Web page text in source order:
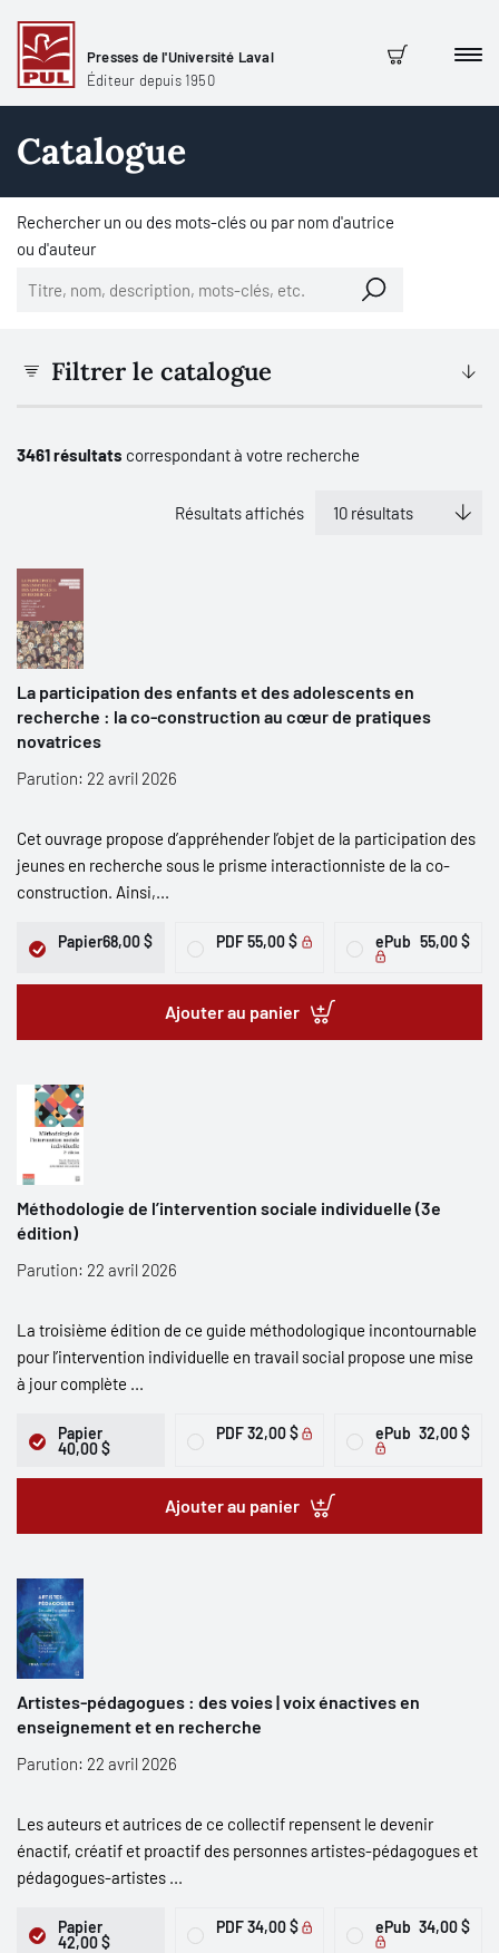
Presses de l'Université Laval
Éditeur depuis 1950
Panier
Catalogue
Rechercher un ou des mots-clés ou par nom d'autrice
ou d'auteur
Filtrer le catalogue
3461 résultats correspondant à votre recherche
Résultats affichés
La participation des enfants et des adolescents en
recherche : la co-construction au cœur de pratiques
novatrices
Parution: 22 avril 2026
Cet ouvrage propose d’appréhender l’objet de la participation des
jeunes en recherche sous le prisme interactionniste de la co-
construction. Ainsi,...
Papier68,00 $ PDF 55,00 $ ePub 55,00 $
Ajouter au panier
Méthodologie de l’intervention sociale individuelle (3e
édition)
Parution: 22 avril 2026
La troisième édition de ce guide méthodologique incontournable
pour l’intervention individuelle en travail social propose une mise
à jour complète ...
Papier
40,00 $
PDF32,00 $ ePub 32,00 $
Ajouter au panier
Artistes-pédagogues : des voies | voix énactives en
enseignement et en recherche
Parution: 22 avril 2026
Les auteurs et autrices de ce collectif repensent le devenir
énactif, créatif et proactif des personnes artistes-pédagogues et
pédagogues-artistes ...
Papier
42,00 $
PDF34,00 $ ePub 34,00 $